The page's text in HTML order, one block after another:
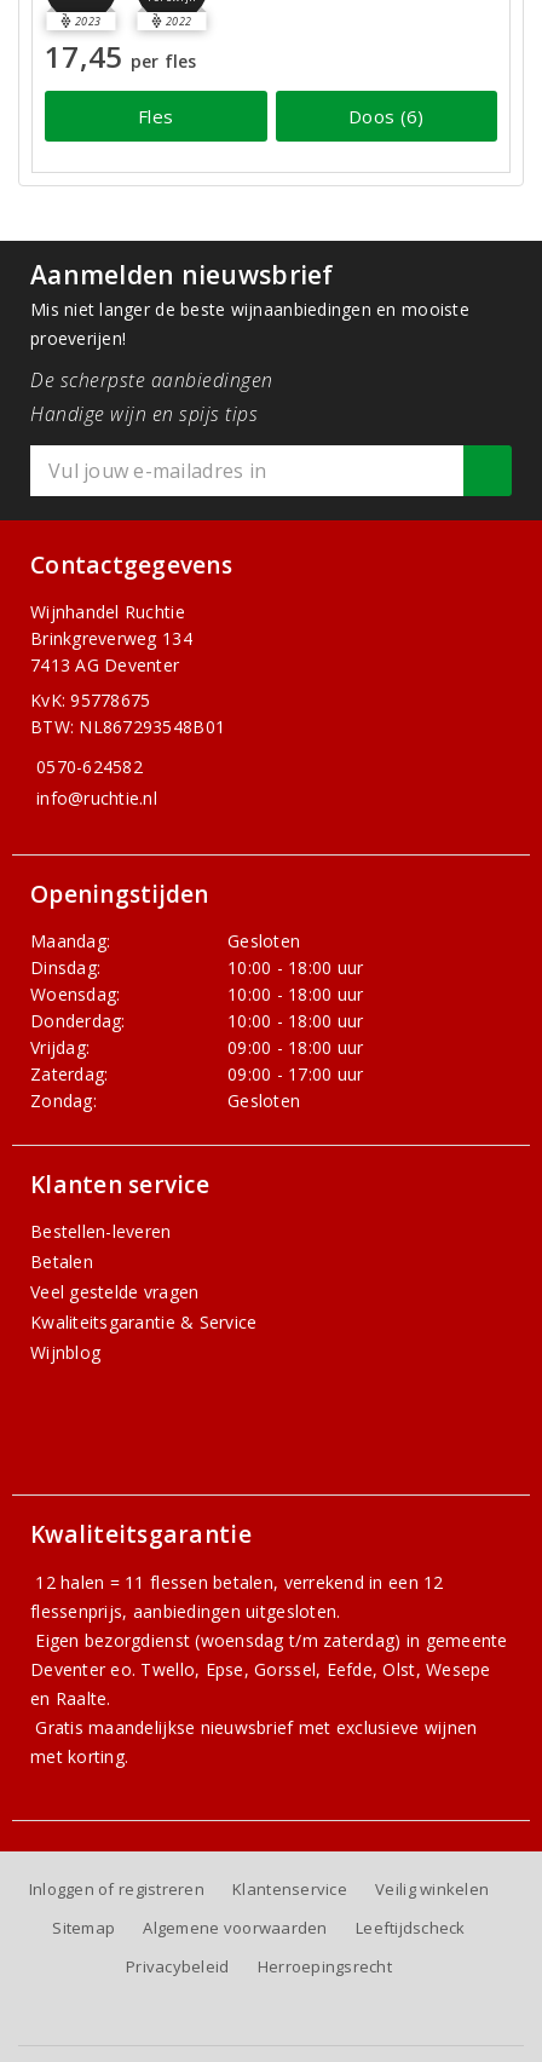
2023 2022
17,45 per fles
Fles Doos (6)
Aanmelden nieuwsbrief
Mis niet langer de beste wijnaanbiedingen en mooiste
proeverijen!
De scherpste aanbiedingen
Handige wijn en spijs tips
Contactgegevens
Wijnhandel Ruchtie
Brinkgreverweg 134
7413 AG Deventer
KvK: 95778675
BTW: NL867293548B01
0570-624582
info@ruchtie.nl
Openingstijden
Maandag:
Gesloten
Dinsdag:
10:00 - 18:00 uur
Woensdag:
10:00 - 18:00 uur
Donderdag:
10:00 - 18:00 uur
Vrijdag:
09:00 - 18:00 uur
Zaterdag:
09:00 - 17:00 uur
Zondag:
Gesloten
Klanten service
Bestellen-leveren
Betalen
Veel gestelde vragen
Kwaliteitsgarantie & Service
Wijnblog
Kwaliteitsgarantie
12 halen = 11 flessen betalen, verrekend in een 12
flessenprijs, aanbiedingen uitgesloten.
Eigen bezorgdienst (woensdag t/m zaterdag) in gemeente
Deventer eo. Twello, Epse, Gorssel, Eefde, Olst, Wesepe
en Raalte.
Gratismaandelijkse nieuwsbriefmet exclusieve wijnen
met korting.
Inloggen of registreren Klantenservice
Veilig winkelen
Sitemap
Algemene voorwaarden
Leeftijdscheck
Privacybeleid
Herroepingsrecht